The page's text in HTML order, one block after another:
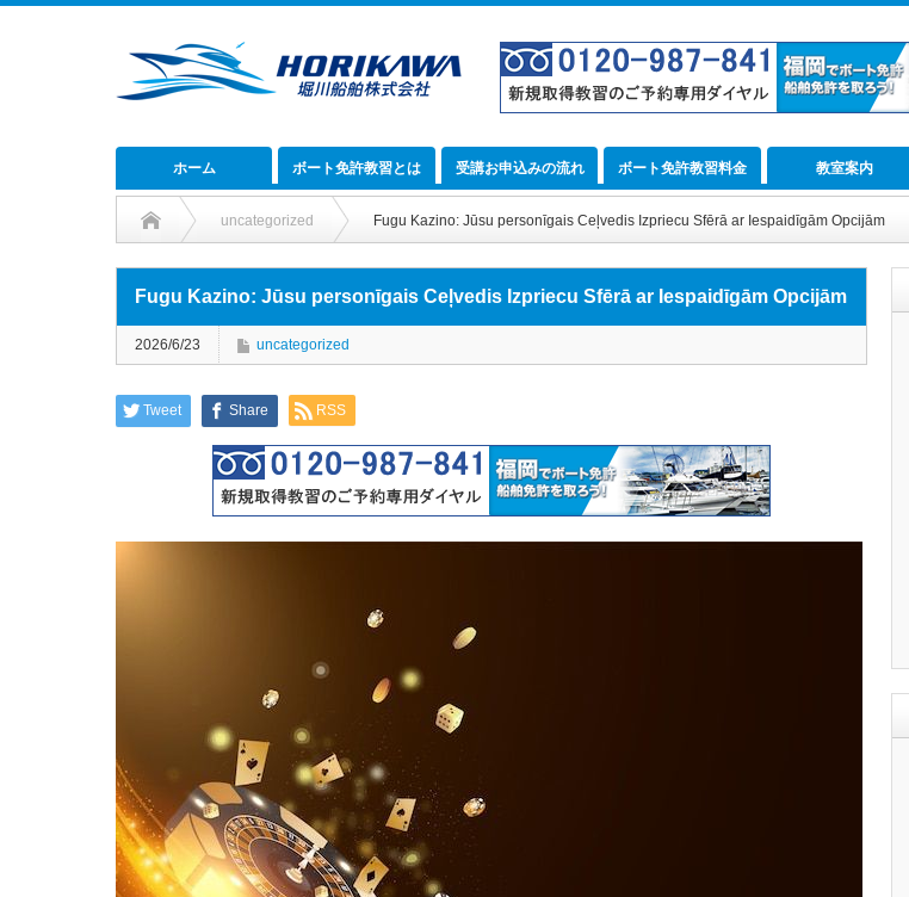
ホーム ボート免許教習とは 受講お申込みの流れ ボート免許教習料金 教室案内
uncategorized Fugu Kazino: Jūsu personīgais Ceļvedis Izpriecu Sfērā ar Iespaidīgām Opcijām
Fugu Kazino: Jūsu personīgais Ceļvedis Izpriecu Sfērā ar Iespaidīgām Opcijām
2026/6/23 uncategorized
Tweet Share RSS